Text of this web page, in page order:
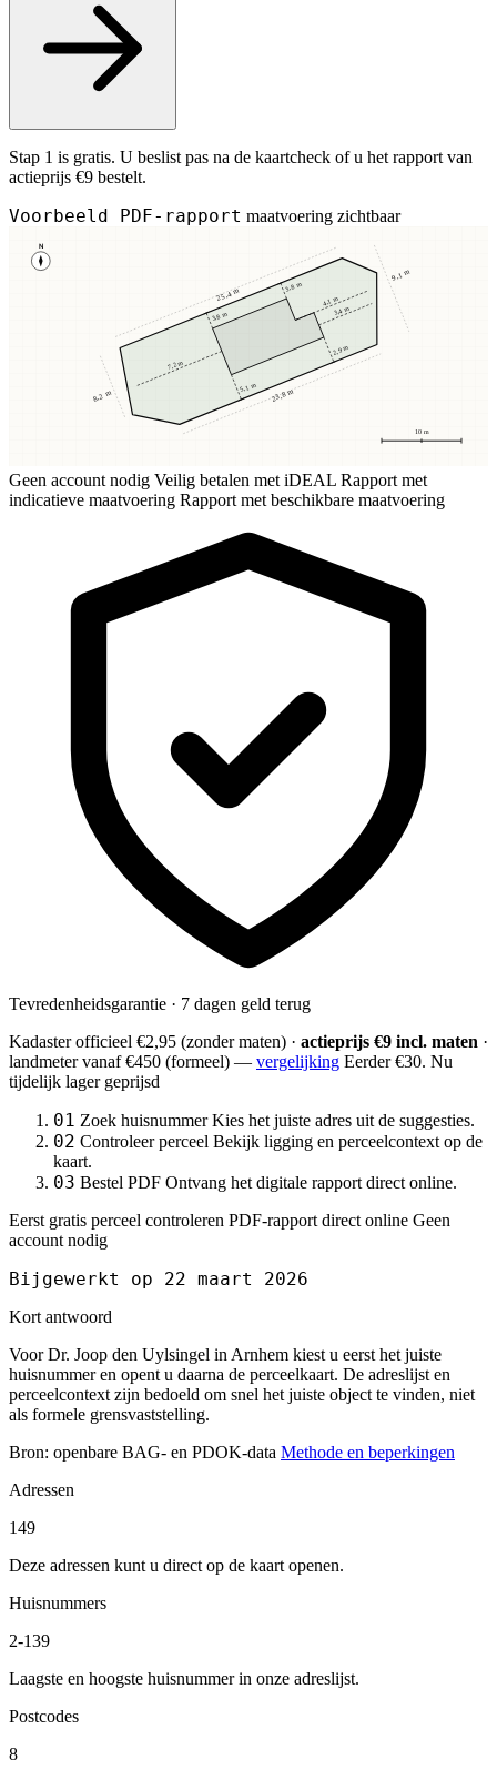
Stap 1 is gratis. U beslist pas na de kaartcheck of u het rapport van
actieprijs €9 bestelt.
Voorbeeld PDF-rapport maatvoering zichtbaar
N
10 m
3,8 m
3,8 m
5,1 m
2,9 m
7,2 m
3,4 m
4,1 m
25,4 m
23,8 m
8,2 m
9,1 m
Geen account nodig Veilig betalen met iDEAL Rapport met
indicatieve maatvoering Rapport met beschikbare maatvoering
Tevredenheidsgarantie · 7 dagen geld terug
Kadaster officieel €2,95 (zonder maten) · actieprijs €9 incl. maten ·
landmetervanaf €450 (formeel) — vergelijking Eerder €30. Nu
tijdelijk lager geprijsd
01 Zoek huisnummer Kies het juiste adres uit de suggesties.
02 Controleer perceel Bekijk ligging en perceelcontext op de
kaart.
03 Bestel PDF Ontvang het digitale rapport direct online.
Eerst gratis perceel controleren PDF-rapport direct online Geen
account nodig
Bijgewerkt op 22 maart 2026
Kort antwoord
Voor Dr. Joop den Uylsingel in Arnhem kiest u eerst het juiste
huisnummer en opent u daarna de perceelkaart. De adreslijst en
perceelcontext zijn bedoeld om snel het juiste object te vinden, niet
als formele grensvaststelling.
Bron: openbare BAG- en PDOK-data Methode en beperkingen
Adressen
149
Deze adressen kunt u direct op de kaart openen.
Huisnummers
2-139
Laagste en hoogste huisnummer in onze adreslijst.
Postcodes
8